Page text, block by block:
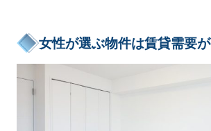
女性が選ぶ物件は賃貸需要